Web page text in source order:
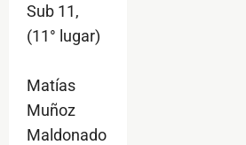
Sub 11,
(11° lugar)
Matías
Muñoz
Maldonado